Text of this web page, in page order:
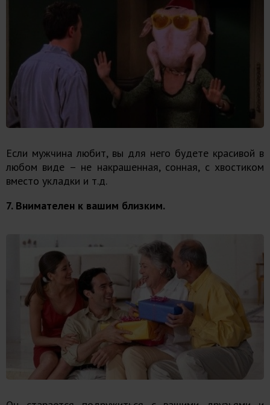
Если мужчина любит, вы для него будете красивой в
любом виде – не накрашенная, сонная, с хвостиком
вместо укладки и т.д.
7. Внимателен к вашим близким.